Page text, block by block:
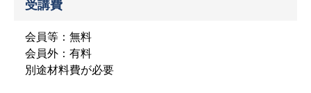
受講費
会員等：無料
会員外：有料
別途材料費が必要